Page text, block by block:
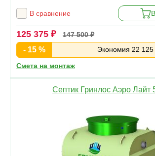
В сравнение
125 375 ₽ 147 500 ₽
- 15 % Экономия 22 125
Смета на монтаж
Септик Гринлос Аэро Лайт